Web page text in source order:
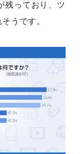
残っており、ツ
うです。